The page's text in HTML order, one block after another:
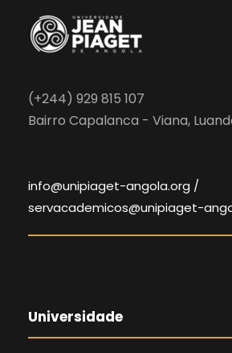
(+244) 929 815 107
Bairro Capalanca - Viana,
info@unipiaget-angola.org /
servacademicos@unipiaget-
Universidade